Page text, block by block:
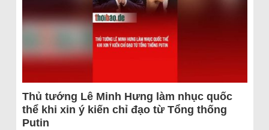
Thủ tướng Lê Minh Hưng làm nhục quốc
thể khi xin ý kiến chỉ đạo từ Tổng thống
Putin